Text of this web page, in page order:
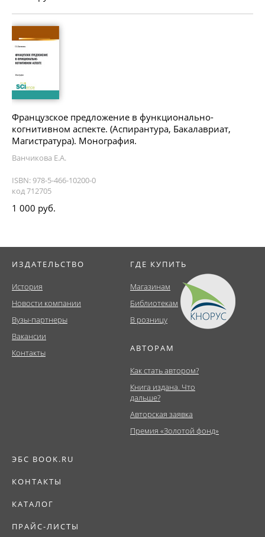
Французское предложение в функционально-
когнитивном аспекте. (Аспирантура, Бакалавриат,
Магистратура). Монография.
Ванчикова Е.А.
ISBN: 978-5-466-10200-0
код 712705
1 000 руб.
ИЗДАТЕЛЬСТВО
История
Новости компании
Вузы-партнеры
Вакансии
Контакты
ГДЕ КУПИТЬ
Магазинам
Библиотекам
В розницу
АВТОРАМ
Как стать автором?
Книга издана. Что
дальше?
Авторская заявка
Премия «Золотой фонд»
ЭБС BOOK.RU
КОНТАКТЫ
КАТАЛОГ
ПРАЙС-ЛИСТЫ